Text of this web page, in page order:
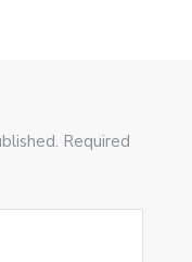
Required